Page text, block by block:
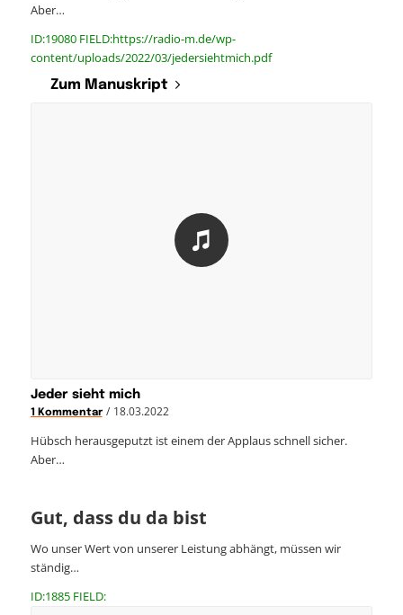
Aber…
ID:19080 FIELD:https://radio-m.de/wp-
content/uploads/2022/03/jedersiehtmich.pdf
Zum Manuskript
Jeder sieht mich
1 Kommentar / 18.03.2022
Hübsch herausgeputzt ist einem der Applaus schnell sicher.
Aber…
Gut, dass du da bist
Wo unser Wert von unserer Leistung abhängt, müssen wir
ständig…
ID:1885 FIELD: